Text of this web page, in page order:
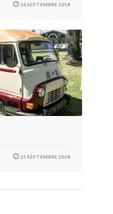
26 SEPTEMBRE 2018
25 SEPTEMBRE 2018